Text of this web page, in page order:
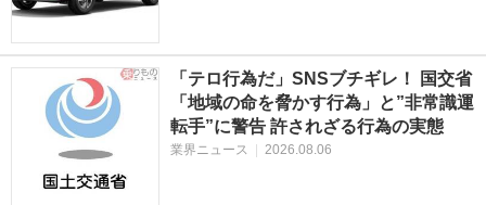
「テロ行為だ」SNSブチギレ！ 国交省
「地域の命を脅かす行為」と”非常識運
転手”に警告 許されざる行為の実態
業界ニュース | 2026.08.06